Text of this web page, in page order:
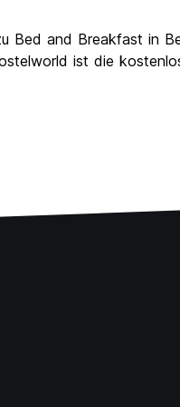
Bed and Breakfast in
ist die